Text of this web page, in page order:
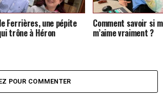
Ferrières, une pépite
trône à Héron
Comment savoir si
m’aime vraiment ?
POUR COMMENTER